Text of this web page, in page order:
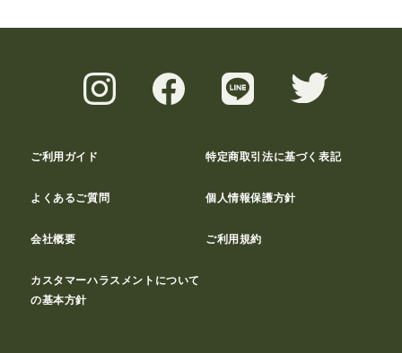
ご利用ガイド 特定商取引法に基づく表記
よくあるご質問 個人情報保護方針
会社概要 ご利用規約
カスタマーハラスメントについて
の基本方針